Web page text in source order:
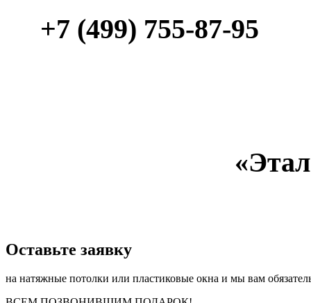
+7 (499) 755-87-95
­Оставьте заявку
на натяжные потолки или пластиковые окна и мы вам